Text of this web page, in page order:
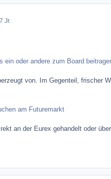
Jr.
ein oder andere zum Board
von. Im Gegenteil, frischer
am Futuremarkt
an der Eurex gehandelt oder